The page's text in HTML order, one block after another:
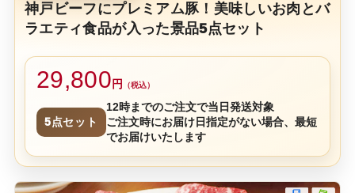
神戸ビーフにプレミアム豚！美味しいお肉とバ
ラエティ食品が入った景品5点セット
29,800 円 （税込）
5点セット
12時までのご注文で当日発送対象
ご注文時にお届け日指定がない場合、最短
でお届けいたします